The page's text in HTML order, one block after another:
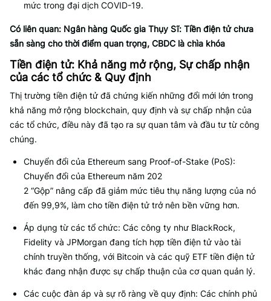
mức trong đại dịch COVID-19.
Có liên quan: Ngân hàng Quốc gia Thụy Sĩ: Tiền điện tử chưa
sẵn sàng cho thời điểm quan trọng, CBDC là chìa khóa
Tiền điện tử: Khả năng mở rộng, Sự chấp nhận
của các tổ chức & Quy định
Thị trường tiền điện tử đã chứng kiến những đổi mới lớn trong
khả năng mở rộng blockchain, quy định và sự chấp nhận của
các tổ chức, điều này đã tạo ra sự quan tâm và đầu tư từ công
chúng.
Chuyển đổi của Ethereum sang Proof-of-Stake (PoS):
Chuyển đổi của Ethereum năm 202
2 “Gộp” nâng cấp đã giảm mức tiêu thụ năng lượng của nó
đến 99,9%, làm cho tiền điện tử trở nên bền vững hơn.
Áp dụng từ các tổ chức: Các công ty như BlackRock,
Fidelity và JPMorgan đang tích hợp tiền điện tử vào tài
chính truyền thống, với Bitcoin và các quỹ ETF tiền điện tử
khác đang nhận được sự chấp thuận của cơ quan quản lý.
Các cuộc đàn áp và sự rõ ràng về quy định: Các chính phủ